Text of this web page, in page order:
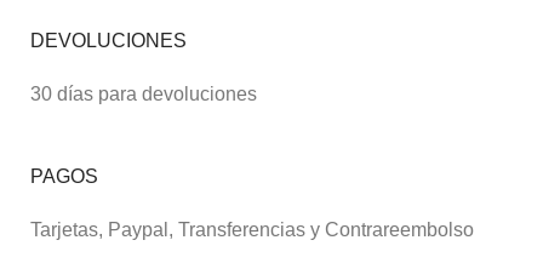
DEVOLUCIONES
30 días para devoluciones
PAGOS
Tarjetas, Paypal, Transferencias y Contrareembolso